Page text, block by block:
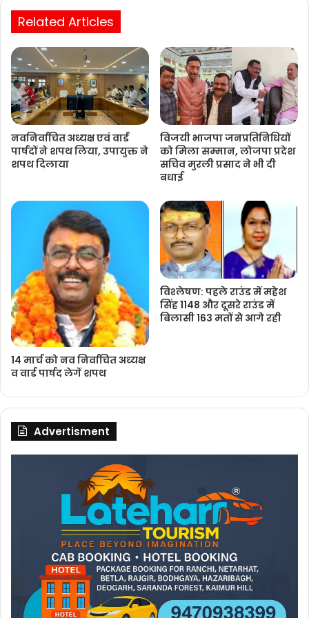
Related Articles
नवनिर्वाचित अध्यक्ष एवं वार्ड
पार्षदों ने शपथ लिया, उपायुक्त ने
शपथ दिलाया
विजयी भाजपा जनप्रतिनिधियों
को मिला सम्मान, लोजपा प्रदेश
सचिव मुरली प्रसाद ने भी दी
बधाई
14 मार्च को नव निर्वाचित अध्‍यक्ष
व वार्ड पार्षद लेगें शपथ
विश्‍लेषण: पहले राउंड में महेश
सिंह 1148 और दूसरे राउंड में
बिलासी 163 मतों से आगे रही
Advertisment